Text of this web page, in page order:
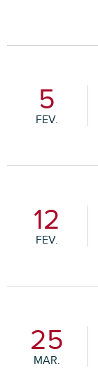
5
FEV.
12
FEV.
25
MAR.